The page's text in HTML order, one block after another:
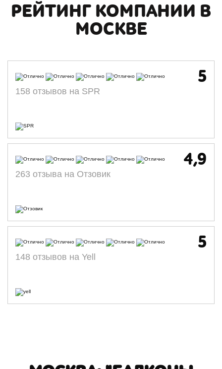
РЕЙТИНГ КОМПАНИИ В
МОСКВЕ
5
158 отзывов на SPR
4,9
263 отзыва на Отзовик
5
148 отзывов на Yell